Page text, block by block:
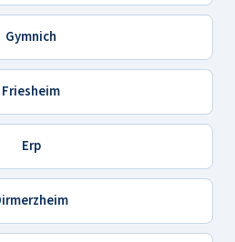
Gymnich
Friesheim
Erp